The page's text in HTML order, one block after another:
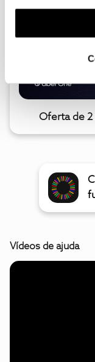
funcionalidade) e
(cookies de
utilização dos
Oferta de 2
Vídeos de ajuda